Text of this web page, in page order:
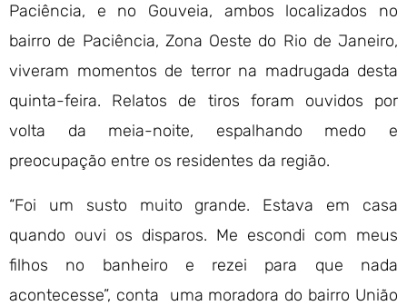
Paciência, e no Gouveia, ambos localizados no
bairro de Paciência, Zona Oeste do Rio de Janeiro,
viveram momentos de terror na madrugada desta
quinta-feira. Relatos de tiros foram ouvidos por
volta da meia-noite, espalhando medo e
preocupação entre os residentes da região.
“Foi um susto muito grande. Estava em casa
quando ouvi os disparos. Me escondi com meus
filhos no banheiro e rezei para que nada
acontecesse”, conta uma moradora do bairro União